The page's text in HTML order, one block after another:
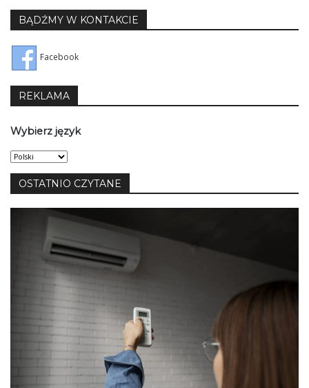
BĄDŹMY W KONTAKCIE
Facebook
REKLAMA
Wybierz język
Wybierz
język
OSTATNIO CZYTANE